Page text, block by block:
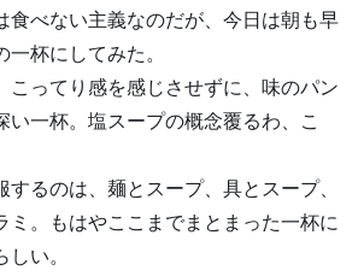
食べない主義なのだが、今日は朝も早
杯にしてみた。
こってり感を感じさせずに、味のパン
い一杯。塩スープの概念覆るわ、こ
るのは、麺とスープ、具とスープ、
ミ。もはやここまでまとまった一杯に
い。